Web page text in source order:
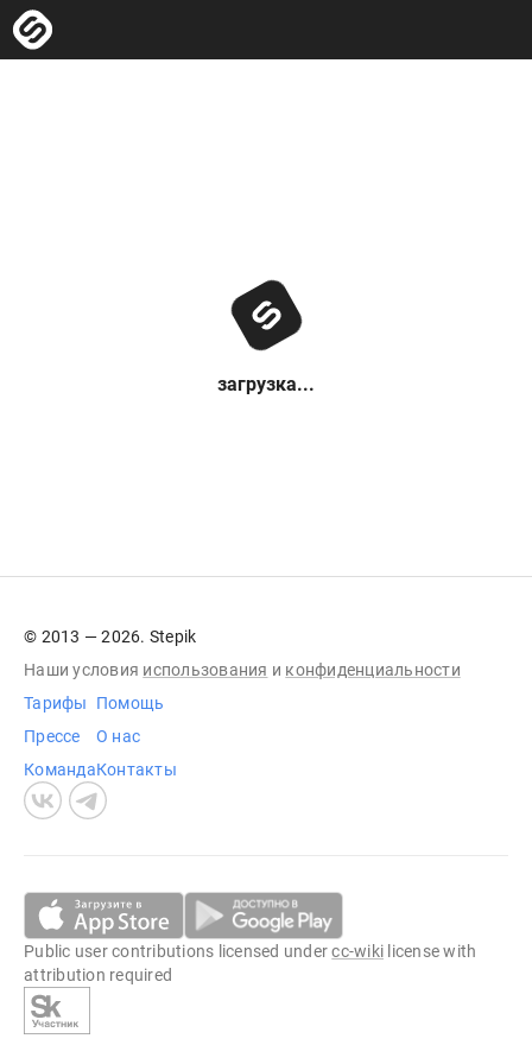
загрузка...
© 2013 — 2026. Stepik
Наши условия использования и конфиденциальности
Тарифы
Прессе
Команда
Помощь
О нас
Контакты
Public user contributions licensed undercc-wiki license with
attribution required